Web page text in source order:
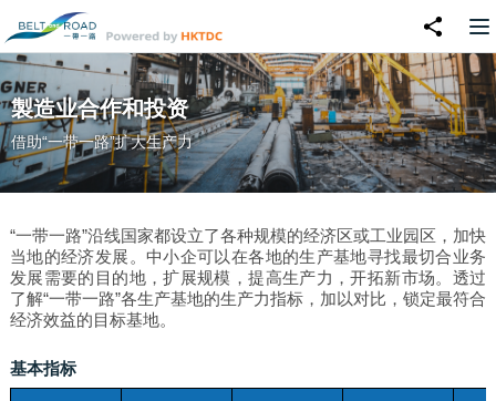
製造业合作和投资
借助“一带一路”扩大生产力
“一带一路”沿线国家都设立了各种规模的经济区或工业园区，加快
当地的经济发展。中小企可以在各地的生产基地寻找最切合业务
发展需要的目的地，扩展规模，提高生产力，开拓新市场。透过
了解“一带一路”各生产基地的生产力指标，加以对比，锁定最符合
经济效益的目标基地。
基本指标